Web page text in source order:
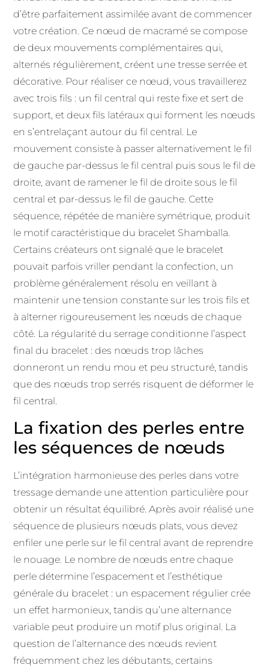
d’être parfaitement assimilée avant de commencer
votre création. Ce nœud de macramé se compose
de deux mouvements complémentaires qui,
alternés régulièrement, créent une tresse serrée et
décorative. Pour réaliser ce nœud, vous travaillerez
avec trois fils : un fil central qui reste fixe et sert de
support, et deux fils latéraux qui forment les nœuds
en s’entrelaçant autour du fil central. Le
mouvement consiste à passer alternativement le fil
de gauche par-dessus le fil central puis sous le fil de
droite, avant de ramener le fil de droite sous le fil
central et par-dessus le fil de gauche. Cette
séquence, répétée de manière symétrique, produit
le motif caractéristique du bracelet Shamballa.
Certains créateurs ont signalé que le bracelet
pouvait parfois vriller pendant la confection, un
problème généralement résolu en veillant à
maintenir une tension constante sur les trois fils et
à alterner rigoureusement les nœuds de chaque
côté. La régularité du serrage conditionne l’aspect
final du bracelet : des nœuds trop lâches
donneront un rendu mou et peu structuré, tandis
que des nœuds trop serrés risquent de déformer le
fil central.
La fixation des perles entre
les séquences de nœuds
L’intégration harmonieuse des perles dans votre
tressage demande une attention particulière pour
obtenir un résultat équilibré. Après avoir réalisé une
séquence de plusieurs nœuds plats, vous devez
enfiler une perle sur le fil central avant de reprendre
le nouage. Le nombre de nœuds entre chaque
perle détermine l’espacement et l’esthétique
générale du bracelet : un espacement régulier crée
un effet harmonieux, tandis qu’une alternance
variable peut produire un motif plus original. La
question de l’alternance des nœuds revient
fréquemment chez les débutants, certains